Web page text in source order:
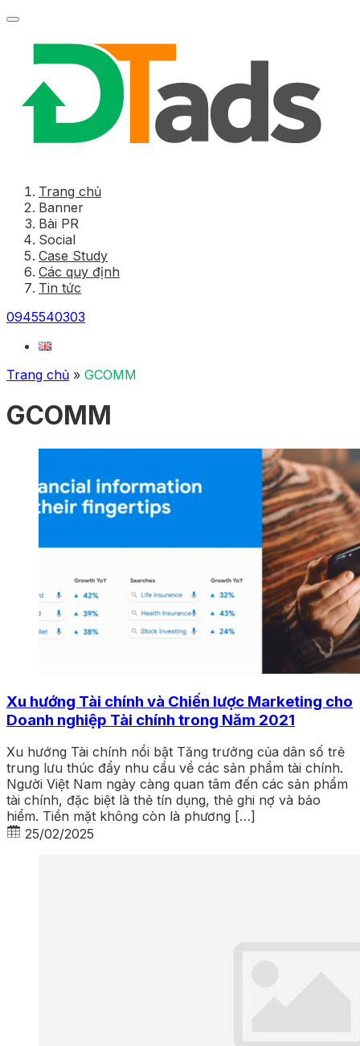
Trang chủ
Banner
Bài PR
Social
Case Study
Các quy định
Tin tức
0945540303
Trang chủ » GCOMM
GCOMM
Xu hướng Tài chính và Chiến lược Marketing cho
Doanh nghiệp Tài chính trong Năm 2021
Xu hướng Tài chính nổi bật Tăng trưởng của dân số trẻ
trung lưu thúc đẩy nhu cầu về các sản phẩm tài chính.
Người Việt Nam ngày càng quan tâm đến các sản phẩm
tài chính, đặc biệt là thẻ tín dụng, thẻ ghi nợ và bảo
hiểm. Tiền mặt không còn là phương […]
25/02/2025